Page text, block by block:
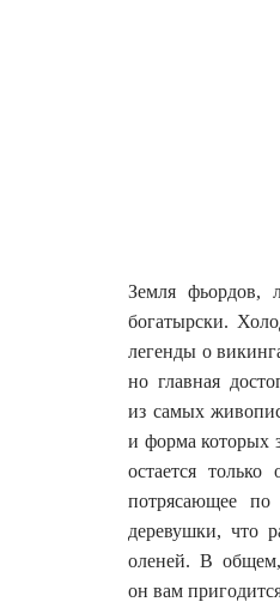
Земля фьордов,
богатырски.
легенды о
но главная
из самых
и форма которых
остается
потрясающее
деревушки, что
оленей. В общем,
он вам